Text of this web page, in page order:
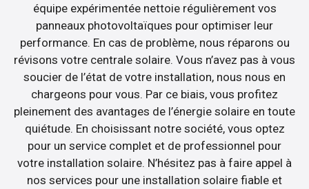
équipe expérimentée nettoie régulièrement vos
panneaux photovoltaïques pour optimiser leur
performance. En cas de problème, nous réparons ou
révisons votre centrale solaire. Vous n’avez pas à vous
soucier de l’état de votre installation, nous nous en
chargeons pour vous. Par ce biais, vous profitez
pleinement des avantages de l’énergie solaire en toute
quiétude. En choisissant notre société, vous optez
pour un service complet et de professionnel pour
votre installation solaire. N’hésitez pas à faire appel à
nos services pour une installation solaire fiable et